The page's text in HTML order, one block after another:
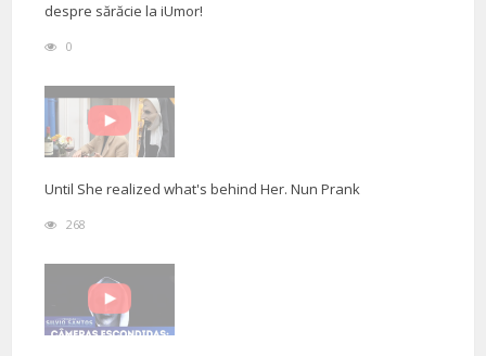
despre sărăcie la iUmor!
0
Until She realized what's behind Her. Nun Prank
268